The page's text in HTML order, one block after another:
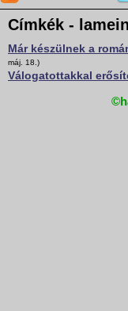
Címkék - lamein
Már készülnek a
máj. 18.)
Válogatottakkal